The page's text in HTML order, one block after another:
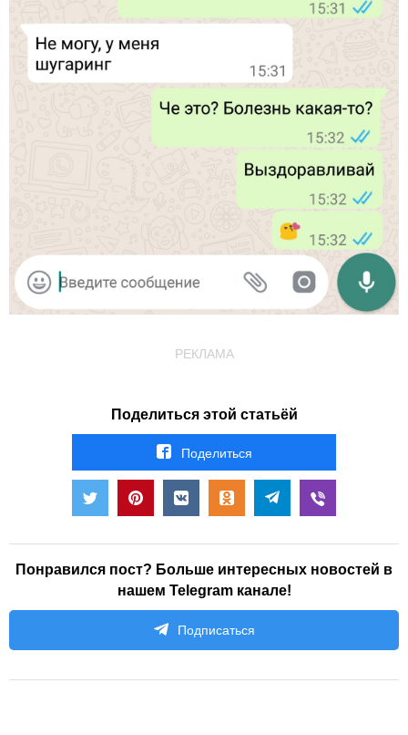
РЕКЛАМА
Поделиться этой статьёй
Поделиться
Понравился пост? Больше интересных новостей в
нашем Telegram канале!
Подписаться